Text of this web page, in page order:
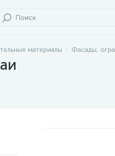
материалы Фасады,